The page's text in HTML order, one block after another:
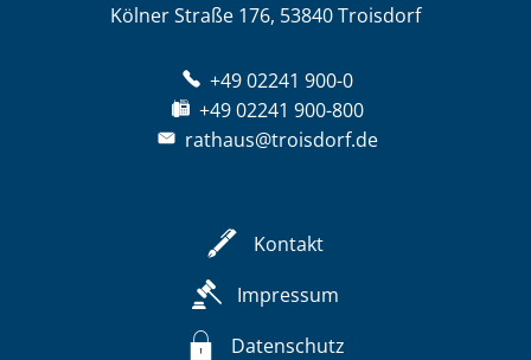
Kölner Straße 176, 53840 Troisdorf
+49 02241 900-0
+49 02241 900-800
rathaus@troisdorf.de
Kontakt
Impressum
Datenschutz